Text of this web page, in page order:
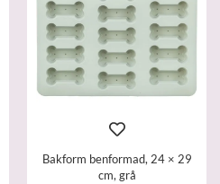
Bakform benformad, 24 × 29
cm, grå